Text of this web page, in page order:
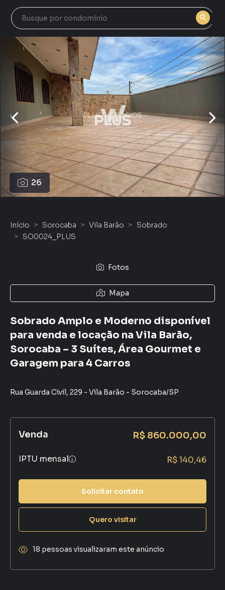
26
Início Sorocaba Vila Barão
Sobrado
SO0024_PLUS
Fotos
Mapa
Sobrado Amplo e Moderno disponível
para venda e locação na Vila Barão,
Sorocaba – 3 Suítes, Área Gourmet e
Garagem para 4 Carros
Rua Guarda Civil, 229 - Vila Barão - Sorocaba/SP
Venda R$ 860.000,00
IPTU mensal R$ 140,46
Solicitar contato
Quero visitar
18 pessoas visualizaram este anúncio